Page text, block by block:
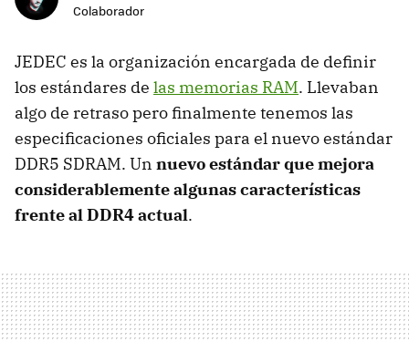
Colaborador
JEDEC es la organización encargada de definir
los estándares de las memorias RAM. Llevaban
algo de retraso pero finalmente tenemos las
especificaciones oficiales para el nuevo estándar
DDR5 SDRAM. Un nuevo estándar que mejora
considerablemente algunas características
frente al DDR4 actual.